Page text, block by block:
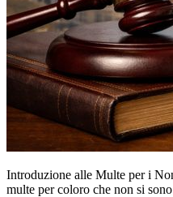
Introduzione alle Multe per i
multe per coloro che non si